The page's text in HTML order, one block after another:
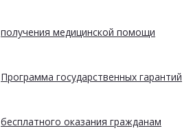
получения медицинской помощи
Программа государственных гарантий
бесплатного оказания гражданам